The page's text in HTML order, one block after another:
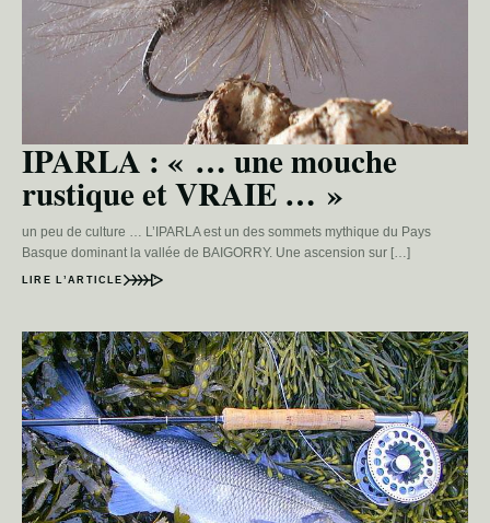
IPARLA : « … une mouche
rustique et VRAIE … »
un peu de culture … L’IPARLA est un des sommets mythique du Pays
Basque dominant la vallée de BAIGORRY. Une ascension sur […]
LIRE L’ARTICLE